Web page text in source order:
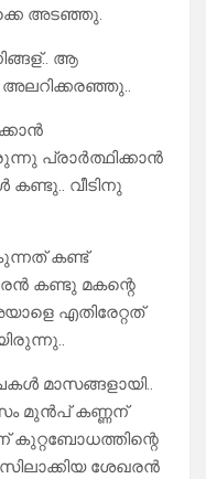
അടഞ്ഞു.
ആ
അലറിക്കരഞ്ഞു..
പ്രാർത്ഥിക്കാൻ
വീടിനു
കണ്ട്
കണ്ടു മകന്റെ
എതിരേറ്റത്
മാസങ്ങളായി..
മുൻപ് കണ്ണന്
കുറ്റബോധത്തിന്റെ
ശേഖരൻ